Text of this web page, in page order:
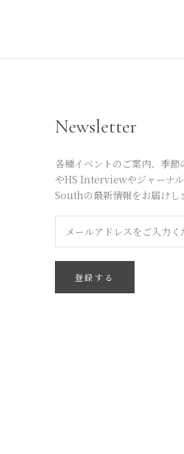
Newsletter
各種イベントのご案内、季節
やHS Interviewやジャーナ
Southの最新情報をお届けし
登録する